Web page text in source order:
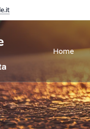
Home